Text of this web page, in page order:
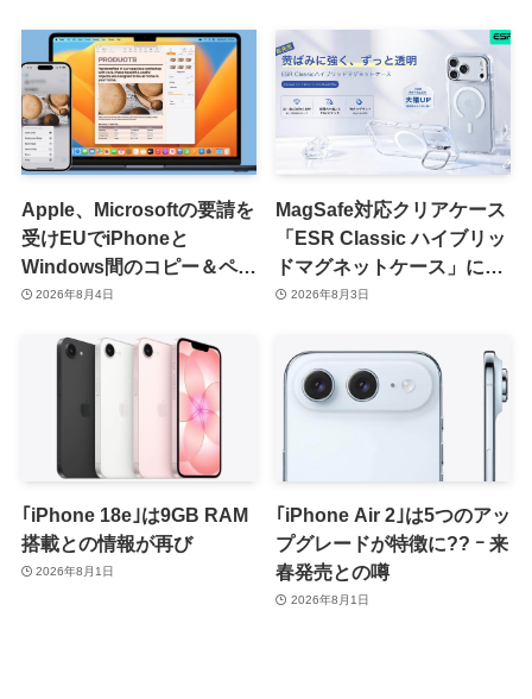
Apple、Microsoftの要請を
受けEUでiPhoneと
Windows間のコピー＆ペー
スト機能を提供へ
2026年8月4日
MagSafe対応クリアケース
「ESR Classic ハイブリッ
ドマグネットケース」に黄
ばみへの耐久性を向上させ
2026年8月3日
｢iPhone 18e｣は9GB RAM
搭載との情報が再び
2026年8月1日
｢iPhone Air 2｣は5つのアッ
プグレードが特徴に?? ｰ 来
春発売との噂
2026年8月1日